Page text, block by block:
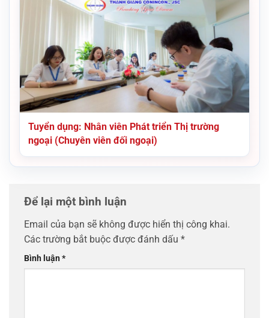
Tuyển dụng: Nhân viên Phát triển Thị trường
ngoại (Chuyên viên đối ngoại)
Để lại một bình luận
Email của bạn sẽ không được hiển thị công khai.
Các trường bắt buộc được đánh dấu *
Bình luận*